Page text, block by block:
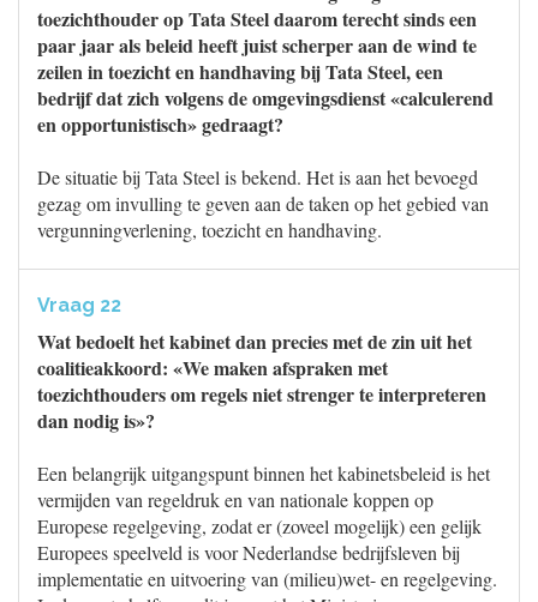
toezichthouder op Tata Steel daarom terecht sinds een
paar jaar als beleid heeft juist scherper aan de wind te
zeilen in toezicht en handhaving bij Tata Steel, een
bedrijf dat zich volgens de omgevingsdienst «calculerend
en opportunistisch» gedraagt?
De situatie bij Tata Steel is bekend. Het is aan het bevoegd
gezag om invulling te geven aan de taken op het gebied van
vergunningverlening, toezicht en handhaving.
Vraag 22
Wat bedoelt het kabinet dan precies met de zin uit het
coalitieakkoord: «We maken afspraken met
toezichthouders om regels niet strenger te interpreteren
dan nodig is»?
Een belangrijk uitgangspunt binnen het kabinetsbeleid is het
vermijden van regeldruk en van nationale koppen op
Europese regelgeving, zodat er (zoveel mogelijk) een gelijk
Europees speelveld is voor Nederlandse bedrijfsleven bij
implementatie en uitvoering van (milieu)wet- en regelgeving.